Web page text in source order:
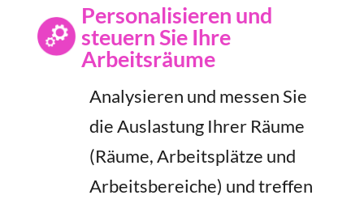
Personalisieren und
steuern Sie Ihre
Arbeitsräume
Analysieren und messen Sie
die Auslastung Ihrer Räume
(Räume, Arbeitsplätze und
Arbeitsbereiche) und treffen